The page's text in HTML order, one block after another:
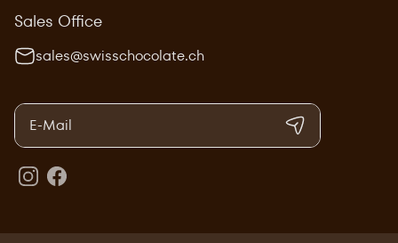
Sales Office
sales@swisschocolate.ch